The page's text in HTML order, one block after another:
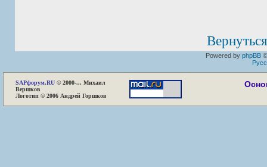
Powered by phpBB
SAPфорум.RU © 2000-... Михаил
Вершков
Логотип © 2006 Андрей Горшков